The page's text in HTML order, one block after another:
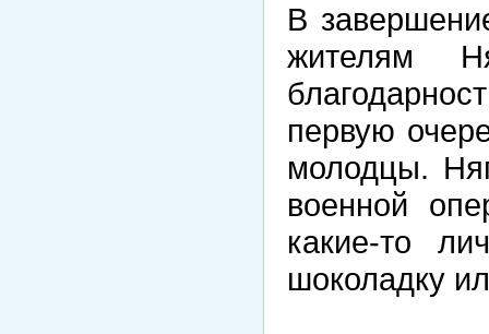
В
жителям
первую
молодцы.
военной
какие-то
шоколадку